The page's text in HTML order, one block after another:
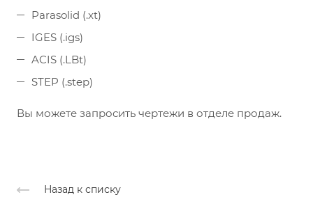
Parasolid (.xt)
IGES (.igs)
ACIS (.LBt)
STEP (.step)
Вы можете запросить чертежи в отделе продаж.
Назад к списку